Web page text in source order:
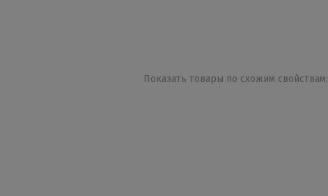
Показать товары по схожим свойствам: